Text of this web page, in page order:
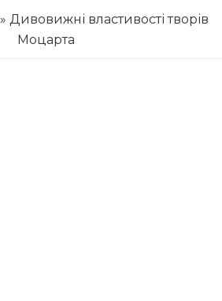
» Дивовижні властивості творів
Моцарта